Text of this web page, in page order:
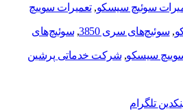
سوئیچ سیسکو,تعمیرات سوییچ
, سوئیچ‌های سری 3850 , سوئیچ‌های
سیسکو, شرکت خدماتی پرشین
تلگرام